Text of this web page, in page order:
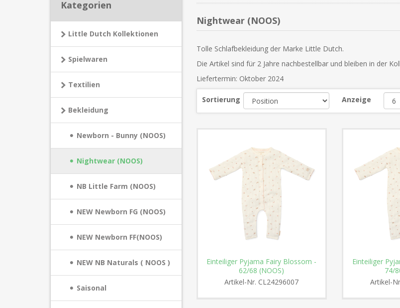
Kategorien
Little Dutch Kollektionen
Spielwaren
Textilien
Bekleidung
Newborn - Bunny (NOOS)
Nightwear (NOOS)
NB Little Farm (NOOS)
NEW Newborn FG (NOOS)
NEW Newborn FF(NOOS)
NEW NB Naturals ( NOOS )
Saisonal
Nightwear (NOOS)
Tolle Schlafbekleidung der Marke Little Dutch.
Die Artikel sind für 2 Jahre nachbestellbar und bleiben in der
Liefertermin: Oktober 2024
Sortierung Anzeige
Einteiliger Pyjama Fairy Blossom -
62/68 (NOOS)
Artikel-Nr. CL24296007
Einteiliger
74/
Artikel-